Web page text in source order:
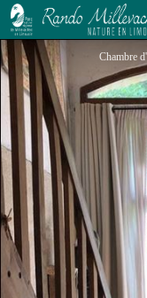
Chambre d'hôtes Els
Chambre